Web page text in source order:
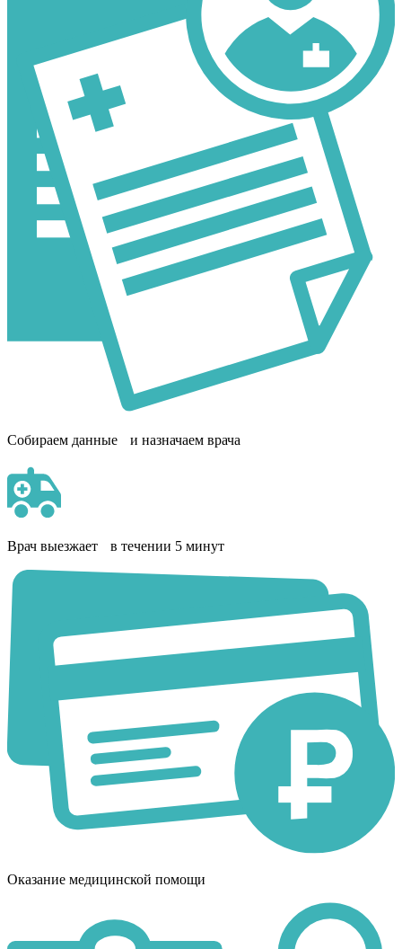
Собираем данные и назначаем врача
Врач выезжает в течении 5 минут
Оказание медицинской помощи